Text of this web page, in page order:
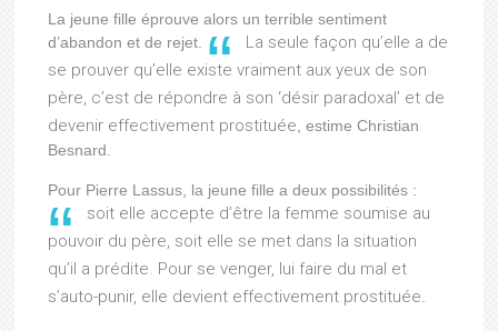
La jeune fille éprouve alors un terrible sentiment
d’abandon et de rejet.
La seule façon qu’elle a de
se prouver qu’elle existe vraiment aux yeux de son
père, c’est de répondre à son ‘désir paradoxal’ et de
devenir effectivement prostituée , estime Christian
Besnard.
Pour Pierre Lassus, la jeune fille a deux possibilités :
soit elle accepte d’être la femme soumise au
pouvoir du père, soit elle se met dans la situation
qu’il a prédite. Pour se venger, lui faire du mal et
s’auto-punir, elle devient effectivement prostituée